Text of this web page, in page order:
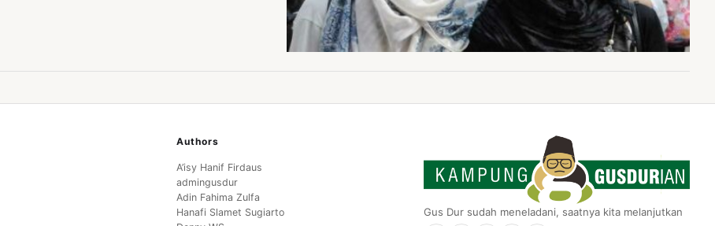
Authors
A’isy Hanif Firdaus
admingusdur
Adin Fahima Zulfa
Hanafi Slamet Sugiarto
Gus Dur sudah meneladani, saatnya kita melanjutkan